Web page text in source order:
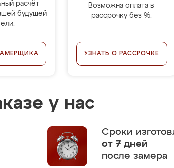
расчёт
будущей
Возможна оплата в
рассрочку без %.
УЗНАТЬ О РАССРОЧКЕ
у нас
Сроки
от 7 дней
после замера